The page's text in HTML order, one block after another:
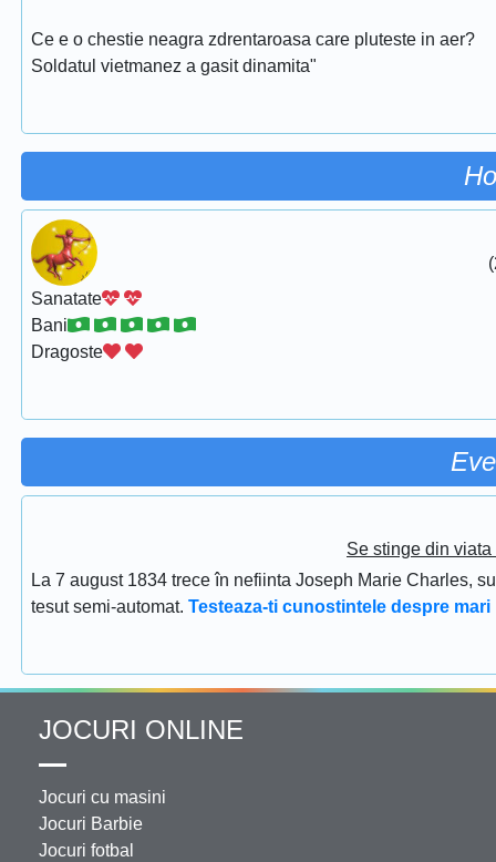
Ce e o chestie neagra zdrentaroasa care pluteste in aer?
Soldatul vietmanez a gasit dinamita"
Sanatate
Bani
Dragoste
Se stinge din
La 7 august 1834 trece în nefiinta Joseph Marie Charles,
tesut semi-automat. Testeaza-ti cunostintele despre
JOCURI ONLINE
Jocuri cu masini
Jocuri Barbie
Jocuri fotbal